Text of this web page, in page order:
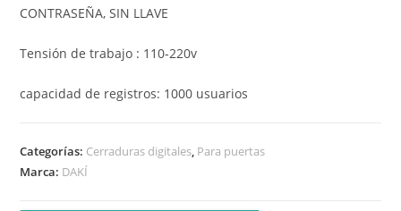
CONTRASEÑA, SIN LLAVE
Tensión de trabajo : 110-220v
capacidad de registros: 1000 usuarios
Categorías: Cerraduras digitales, Para puertas
Marca: DAKÍ